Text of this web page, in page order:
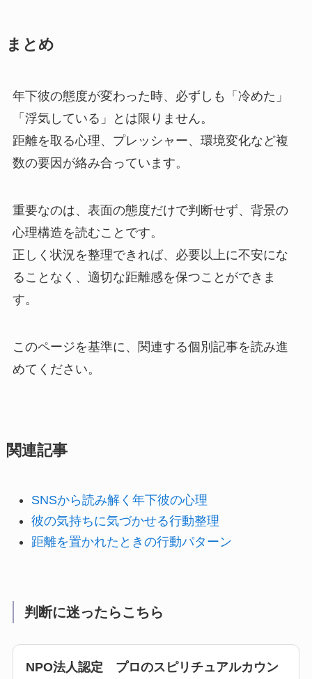
まとめ
年下彼の態度が変わった時、必ずしも「冷めた」
「浮気している」とは限りません。
距離を取る心理、プレッシャー、環境変化など複
数の要因が絡み合っています。
重要なのは、表面の態度だけで判断せず、背景の
心理構造を読むことです。
正しく状況を整理できれば、必要以上に不安にな
ることなく、適切な距離感を保つことができま
す。
このページを基準に、関連する個別記事を読み進
めてください。
関連記事
SNSから読み解く年下彼の心理
彼の気持ちに気づかせる行動整理
距離を置かれたときの行動パターン
判断に迷ったらこちら
NPO法人認定 プロのスピリチュアルカウン